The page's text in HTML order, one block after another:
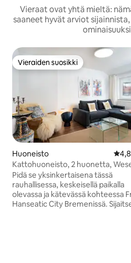
Vieraat ovat yhtä mieltä:
saaneet hyvät arviot
Vieraiden suosikki
Vieraiden suosikki
Huoneisto
Kattohuoneisto, 2 huonetta,
Viertel ja kaupunki
Pidä se yksinkertaisena tässä
rauhallisessa, keskeisellä paikalla
olevassa ja kätevässä kohteessa
Hanseatic City Bremenissä.